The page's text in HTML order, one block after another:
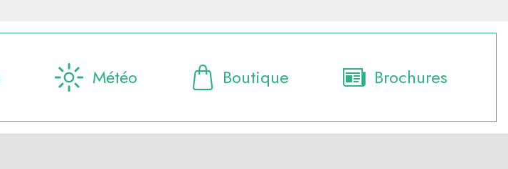
Météo Boutique Brochures